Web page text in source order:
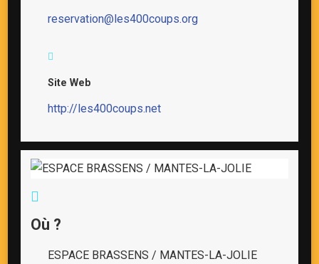
reservation@les400coups.org
Site Web
http://les400coups.net
Où ?
ESPACE BRASSENS / MANTES-LA-JOLIE